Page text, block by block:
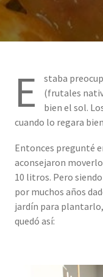
E
staba
(frutales
bien el sol.
cuando lo regara
Entonces pregunté
aconsejaron
10 litros. Pero
por muchos años
jardín para
quedó así: